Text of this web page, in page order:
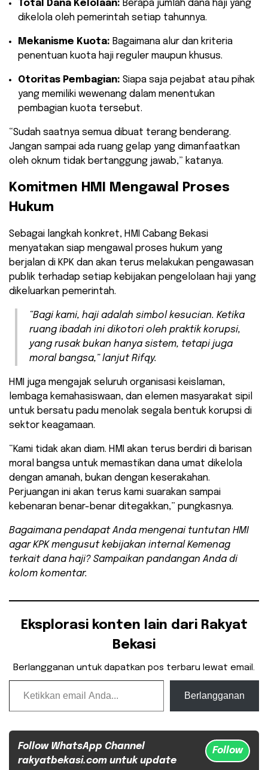
Total Dana Kelolaan: Berapa jumlah dana haji yang
dikelola oleh pemerintah setiap tahunnya.
Mekanisme Kuota: Bagaimana alur dan kriteria
penentuan kuota haji reguler maupun khusus.
Otoritas Pembagian: Siapa saja pejabat atau pihak
yang memiliki wewenang dalam menentukan
pembagian kuota tersebut.
​“Sudah saatnya semua dibuat terang benderang.
Jangan sampai ada ruang gelap yang dimanfaatkan
oleh oknum tidak bertanggung jawab,” katanya.
Komitmen HMI Mengawal Proses
Hukum
​Sebagai langkah konkret, HMI Cabang Bekasi
menyatakan siap mengawal proses hukum yang
berjalan di KPK dan akan terus melakukan pengawasan
publik terhadap setiap kebijakan pengelolaan haji yang
dikeluarkan pemerintah.
​“Bagi kami, haji adalah simbol kesucian. Ketika
ruang ibadah ini dikotori oleh praktik korupsi,
yang rusak bukan hanya sistem, tetapi juga
moral bangsa,” lanjut Rifqy.
​HMI juga mengajak seluruh organisasi keislaman,
lembaga kemahasiswaan, dan elemen masyarakat sipil
untuk bersatu padu menolak segala bentuk korupsi di
sektor keagamaan.
​“Kami tidak akan diam. HMI akan terus berdiri di barisan
moral bangsa untuk memastikan dana umat dikelola
dengan amanah, bukan dengan keserakahan.
Perjuangan ini akan terus kami suarakan sampai
kebenaran benar-benar ditegakkan,” pungkasnya.
Bagaimana pendapat Anda mengenai tuntutan HMI
agar KPK mengusut kebijakan internal Kemenag
terkait dana haji? Sampaikan pandangan Anda di
kolom komentar.
Eksplorasi konten lain dari Rakyat
Bekasi
Berlangganan untuk dapatkan pos terbaru lewat email.
Ketikkan email Anda...
Berlangganan
Follow WhatsApp Channel
rakyatbekasi.com untuk update
Follow